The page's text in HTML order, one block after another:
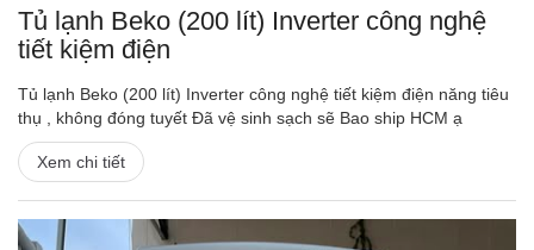
Tủ lạnh Beko (200 lít) Inverter công nghệ
tiết kiệm điện
Tủ lạnh Beko (200 lít) Inverter công nghệ tiết kiệm điện năng tiêu
thụ , không đóng tuyết Đã vệ sinh sạch sẽ Bao ship HCM ạ
Xem chi tiết